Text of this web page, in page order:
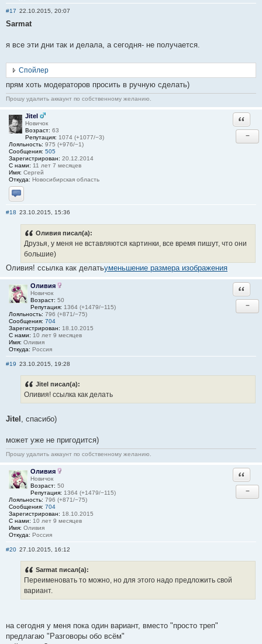
#17 22.10.2015, 20:07
Sarmat
я все эти дни так и делала, а сегодня- не получается.
Спойлер
прям хоть модераторов просить в ручную сделать)
Прошу удалить аккаунт по собственному желанию.
Jitel
Новичок
Возраст: 63
Репутация: 1074 (+1077/−3)
Лояльность: 975 (+976/−1)
Сообщения: 505
Зарегистрирован: 20.12.2014
С нами: 11 лет 7 месяцев
Имя: Сергей
Откуда: Новосибирская область
Отправить личное сообщение
−
#18 23.10.2015, 15:36
Оливия писал(а):
Друзья, у меня не вставляются картинки, все время пишут, что они
большие)
Оливия! ссылка как делатьуменьшение размера изображения
Оливия
Новичок
Возраст: 50
Репутация: 1364 (+1479/−115)
Лояльность: 796 (+871/−75)
Сообщения: 704
Зарегистрирован: 18.10.2015
С нами: 10 лет 9 месяцев
Имя: Оливия
Откуда: Россия
−
#19 23.10.2015, 19:28
Jitel писал(а):
Оливия! ссылка как делать
Jitel , спасибо)
может уже не пригодится)
Прошу удалить аккаунт по собственному желанию.
Оливия
Новичок
Возраст: 50
Репутация: 1364 (+1479/−115)
Лояльность: 796 (+871/−75)
Сообщения: 704
Зарегистрирован: 18.10.2015
С нами: 10 лет 9 месяцев
Имя: Оливия
Откуда: Россия
−
#20 27.10.2015, 16:12
Sarmat писал(а):
Переименовать то можно, но для этого надо предложить свой
вариант.
на сегодня у меня пока один вариант, вместо "просто треп"
предлагаю "Разговоры обо всём"